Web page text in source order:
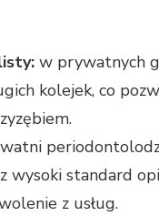
w prywatnych
kolejek, co
standard
z usług.